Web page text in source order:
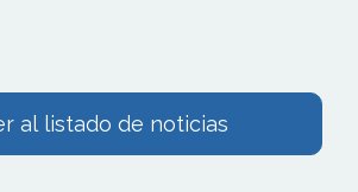
al listado de noticias